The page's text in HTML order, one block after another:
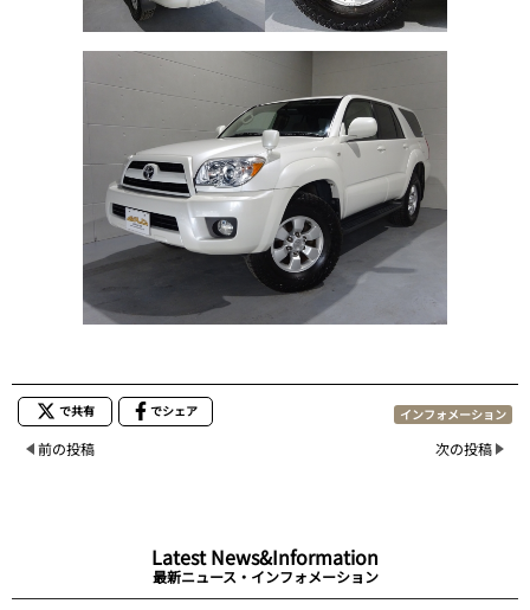
で共有 でシェア インフォメーション
前の投稿 次の投稿
Latest News&Information
最新ニュース・インフォメーション